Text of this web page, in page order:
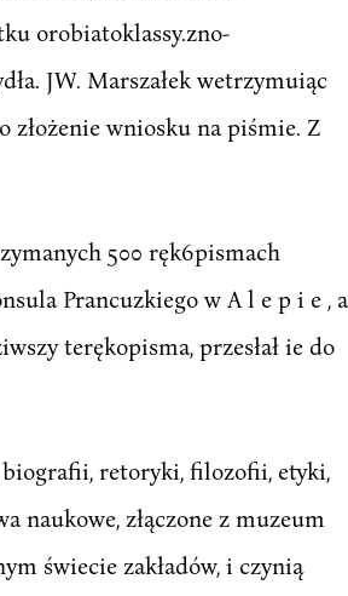
orobiatoklassy.zno-
JW. Marszałek wetrzymuiąc
złożenie wniosku na piśmie. Z
500 ręk6pismach
Prancuzkiego w A l e p i e , a
terękopisma, przesłał ie do
retoryki, filozofii, etyki,
naukowe, złączone z muzeum
świecie zakładów, i czynią